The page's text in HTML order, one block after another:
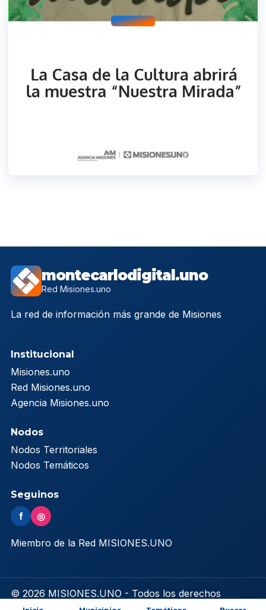
montecarlodigital.uno
Red Misiones.uno
La red de información más grande de Misiones
Institucional
Misiones.uno
Red Misiones.uno
Agencia Misiones.uno
Nodos
Nodos Territoriales
Nodos Temáticos
Seguinos
f ◎
Miembro de la Red MISIONES.UNO
© 2026 MISIONES.UNO - Todos los derechos
reservados